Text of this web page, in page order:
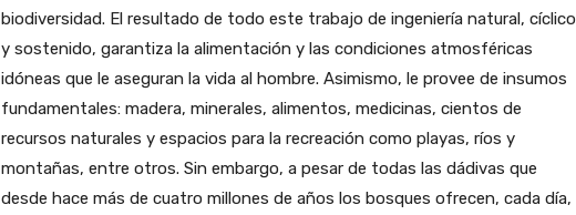
biodiversidad. El resultado de todo este trabajo de ingeniería natural, cíclico
y sostenido, garantiza la alimentación y las condiciones atmosféricas
idóneas que le aseguran la vida al hombre. Asimismo, le provee de insumos
fundamentales: madera, minerales, alimentos, medicinas, cientos de
recursos naturales y espacios para la recreación como playas, ríos y
montañas, entre otros. Sin embargo, a pesar de todas las dádivas que
desde hace más de cuatro millones de años los bosques ofrecen, cada día,